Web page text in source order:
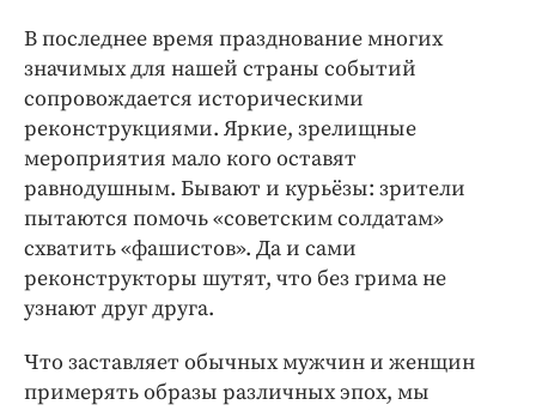
Медиаперсона
Клиника года
Бренд года
Работодатель года
В последнее время празднование многих
значимых для нашей страны событий
сопровождается историческими
реконструкциями. Яркие, зрелищные
мероприятия мало кого оставят
равнодушным. Бывают и курьёзы: зрители
пытаются помочь «советским солдатам»
схватить «фашистов». Да и сами
реконструкторы шутят, что без грима не
узнают друг друга.
Что заставляет обычных мужчин и женщин
примерять образы различных эпох, мы